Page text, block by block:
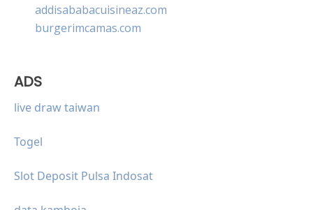
addisababacuisineaz.com
burgerimcamas.com
ADS
live draw taiwan
Togel
Slot Deposit Pulsa Indosat